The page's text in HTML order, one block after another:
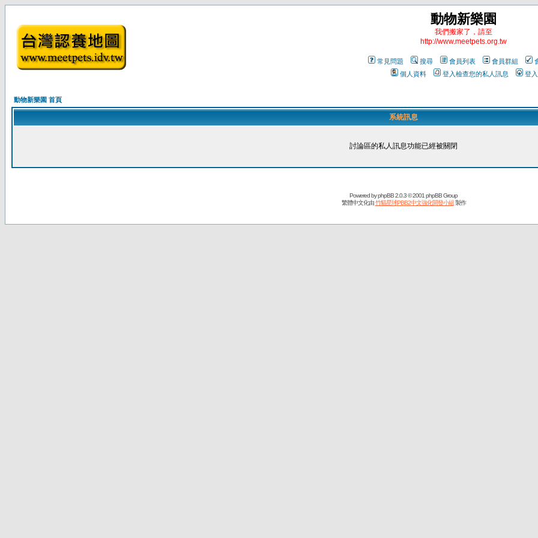
動物新樂園
我們搬家了，請至
http://www.meetpets.org.tw
常見問題 搜尋 會員列表 會員群組
個人資料
登入檢查您的私人訊息 登入
動物新樂園 首頁
系統訊息
討論區的私人訊息功能已經被關閉
Powered byphpBB2.0.3 © 2001 phpBB Group
繁體中文化由竹貓星球PBB2中文強化開發小組製作